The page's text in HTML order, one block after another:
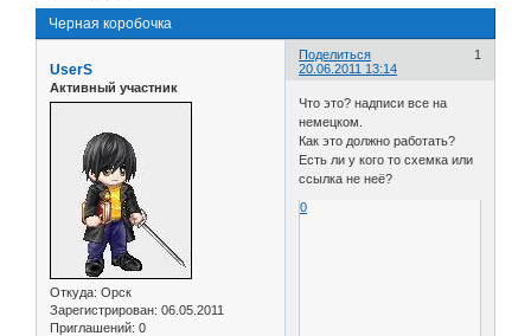
Черная коробочка
Поделиться
1
20.06.2011 13:14
UserS
Активный участник
Откуда: Орск
Зарегистрирован: 06.05.2011
Приглашений: 0
Что это? надписи все на
немецком.
Как это должно работать?
Есть ли у кого то схемка или
ссылка не неё?
0